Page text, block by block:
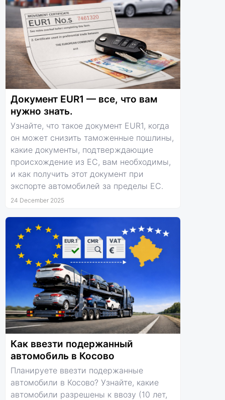
Документ EUR1 — все, что вам
нужно знать.
Узнайте, что такое документ EUR1, когда
он может снизить таможенные пошлины,
какие документы, подтверждающие
происхождение из ЕС, вам необходимы,
и как получить этот документ при
экспорте автомобилей за пределы ЕС.
24 December 2025
Как ввезти подержанный
автомобиль в Косово
Планируете ввезти подержанные
автомобили в Косово? Узнайте, какие
автомобили разрешены к ввозу (10 лет,